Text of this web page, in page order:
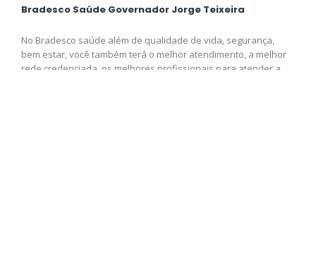
Bradesco Saúde Governador Jorge Teixeira
No Bradesco saúde além de qualidade de vida, segurança,
bem estar, você também terá o melhor atendimento, a melhor
rede credenciada, os melhores profissionais para atender a